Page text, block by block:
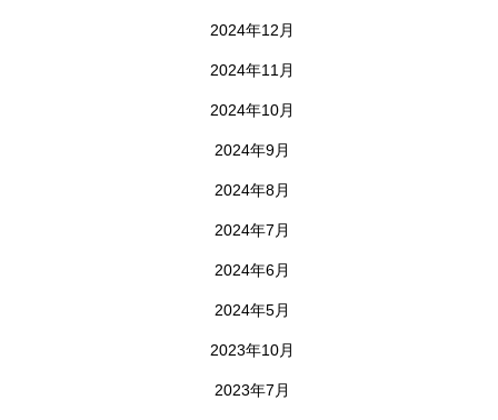
2024年12月
2024年11月
2024年10月
2024年9月
2024年8月
2024年7月
2024年6月
2024年5月
2023年10月
2023年7月